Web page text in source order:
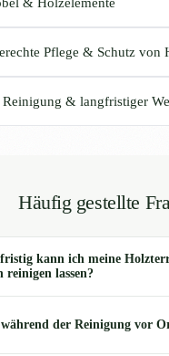
Pflege & Schutz von
Reinigung & langfristiger
Häufig gestellte
kann ich meine
reinigen lassen?
der Reinigung vor